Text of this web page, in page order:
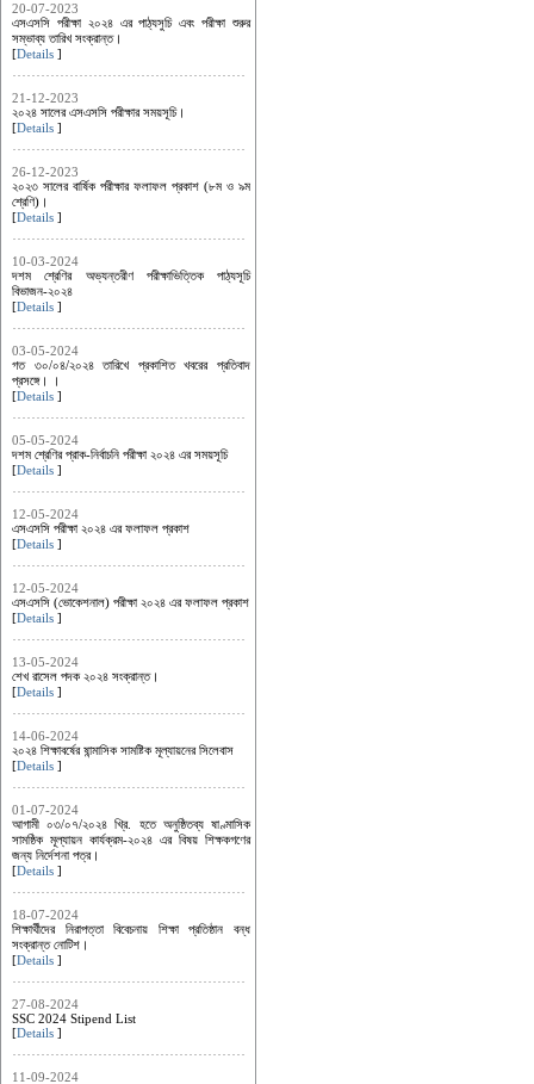
20-07-2023
এসএসসি পরীক্ষা ২০২৪ এর পাঠ্যসুচি এবং পরীক্ষা শুরুর
সম্ভাব্য তারিখ সংক্রান্ত।
[Details ]
21-12-2023
২০২৪ সালের এসএসসি পরীক্ষার সময়সূচি।
[Details ]
26-12-2023
২০২৩ সালের বার্ষিক পরীক্ষার ফলাফল প্রকাশ (৮ম ও ৯ম
শ্রেণি)।
[Details ]
10-03-2024
দশম শ্রেণির অভ্যন্তরীণ পরীক্ষাভিত্তিক পাঠ্যসূচি
বিভাজন-২০২৪
[Details ]
03-05-2024
গত ৩০/০৪/২০২৪ তারিখে প্রকাশিত খবরের প্রতিবাদ
প্রসঙ্গে। ।
[Details ]
05-05-2024
দশম শ্রেণির প্রাক-নির্বাচনি পরীক্ষা ২০২৪ এর সময়সূচি
[Details ]
12-05-2024
এসএসসি পরীক্ষা ২০২৪ এর ফলাফল প্রকাশ
[Details ]
12-05-2024
এসএসসি (ভোকেশনাল) পরীক্ষা ২০২৪ এর ফলাফল প্রকাশ
[Details ]
13-05-2024
শেখ রাসেল পদক ২০২৪ সংক্রান্ত।
[Details ]
14-06-2024
২০২৪ শিক্ষাবর্ষের ষান্মাসিক সামষ্টিক মূল্যায়নের সিলেবাস
[Details ]
01-07-2024
আগামী ০৩/০৭/২০২৪ খ্রি. হতে অনুষ্ঠিতব্য ষাণ্মাসিক
সামষ্ঠিক মূল্যায়ন কার্যক্রম-২০২৪ এর ‍বিষয় শিক্ষকগণের
জন্য নির্দেশনা পত্র।
[Details ]
18-07-2024
শিক্ষার্থীদের নিরাপত্তা বিবেচনায় শিক্ষা প্রতিষ্ঠান বন্ধ
সংক্রান্ত নোটিশ।
[Details ]
27-08-2024
SSC 2024 Stipend List
[Details ]
11-09-2024